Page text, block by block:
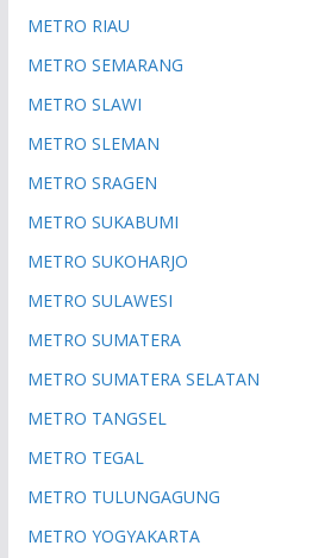
METRO RIAU
METRO SEMARANG
METRO SLAWI
METRO SLEMAN
METRO SRAGEN
METRO SUKABUMI
METRO SUKOHARJO
METRO SULAWESI
METRO SUMATERA
METRO SUMATERA SELATAN
METRO TANGSEL
METRO TEGAL
METRO TULUNGAGUNG
METRO YOGYAKARTA